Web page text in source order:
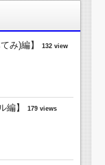
み)編】
132 view
編】 179 views